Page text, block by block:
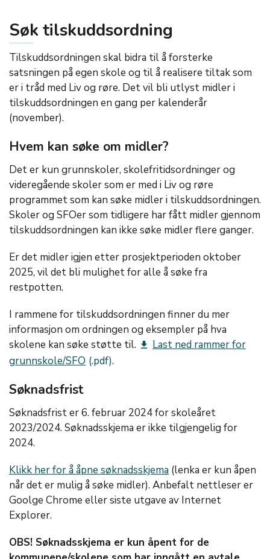
Søk tilskuddsordning
Tilskuddsordningen skal bidra til å forsterke
satsningen på egen skole og til å realisere tiltak som
er i tråd med Liv og røre. Det vil bli utlyst midler i
tilskuddsordningen en gang per kalenderår
(november).
Hvem kan søke om midler?
Det er kun grunnskoler, skolefritidsordninger og
videregående skoler som er med i Liv og røre
programmet som kan søke midler i tilskuddsordningen.
Skoler og SFOer som tidligere har fått midler gjennom
tilskuddsordningen kan ikke søke midler flere ganger.
Er det midler igjen etter prosjektperioden oktober
2025, vil det bli mulighet for alle å søke fra
restpotten.
I rammene for tilskuddsordningen finner du mer
informasjon om ordningen og eksempler på hva
skolene kan søke støtte til. get_app Last ned rammer for
grunnskole/SFO
.
Søknadsfrist
Søknadsfrist er 6. februar 2024 for skoleåret
2023/2024. Søknadsskjema er ikke tilgjengelig for
2024.
Klikk her for å åpne søknadsskjema (lenka er kun åpen
når det er mulig å søke midler). Anbefalt nettleser er
Goolge Chrome eller siste utgave av Internet
Explorer.
OBS! Søknadsskjema er kun åpent for de